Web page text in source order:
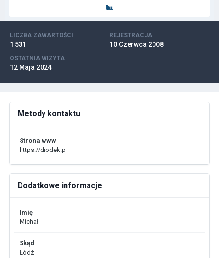
LICZBA ZAWARTOŚCI
1 531
REJESTRACJA
10 Czerwca 2008
OSTATNIA WIZYTA
12 Maja 2024
Metody kontaktu
Strona www
https://diodek.pl
Dodatkowe informacje
Imię
Michał
Skąd
Łódź